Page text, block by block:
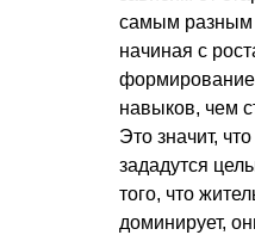
самым разным
начиная с
навыков, чем
Это значит,
зададутся
того, что
доминирует,